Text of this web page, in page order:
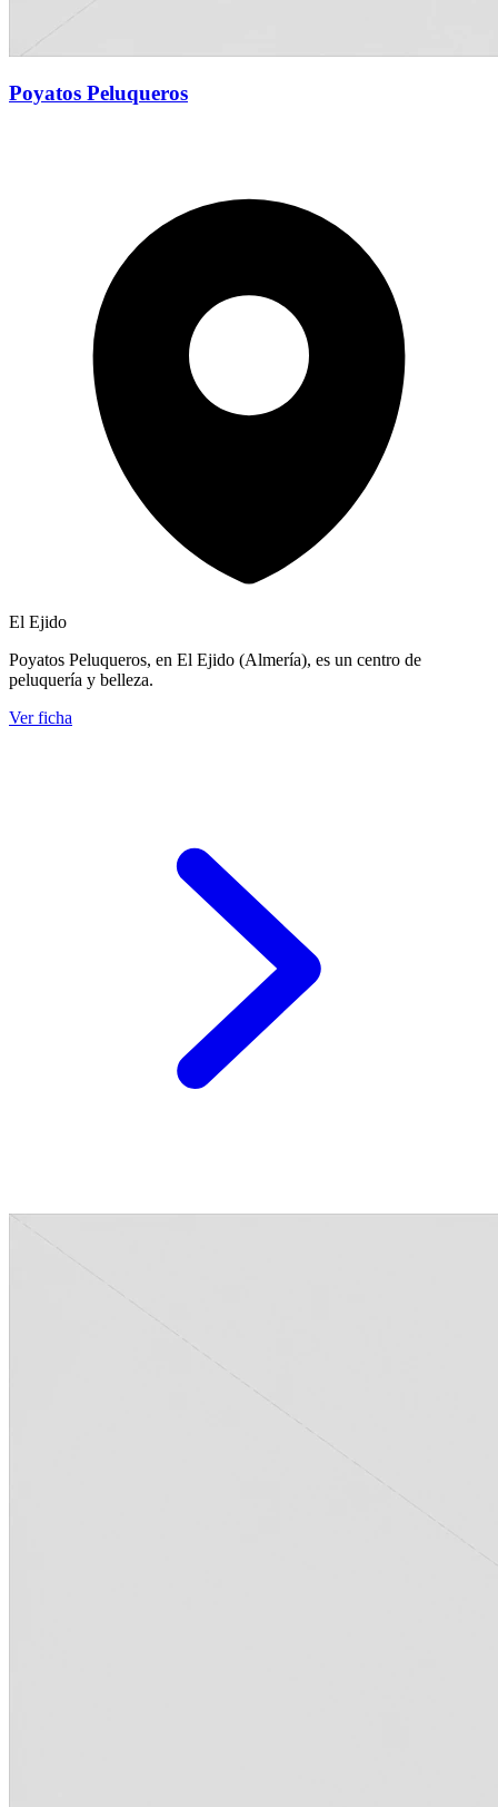
Poyatos Peluqueros
El Ejido
Poyatos Peluqueros, en El Ejido (Almería), es un centro de
peluquería y belleza.
Ver ficha